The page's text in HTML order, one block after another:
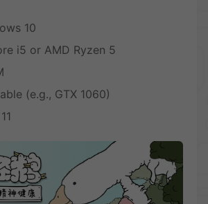
10
i5 or AMD Ryzen 5
(e.g., GTX 1060)